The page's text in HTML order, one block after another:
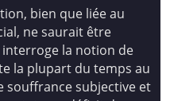
bien que liée au
ne saurait être
la notion de
la plupart du temps au
souffrance subjective et